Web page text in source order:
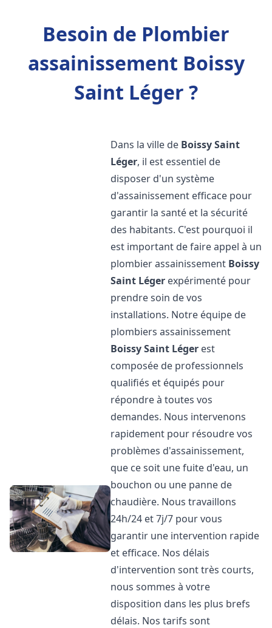
Besoin de Plombier
assainissement Boissy
Saint Léger ?
Dans la ville de Boissy Saint
Léger, il est essentiel de
disposer d'un système
d'assainissement efficace pour
garantir la santé et la sécurité
des habitants. C'est pourquoi il
est important de faire appel à un
plombier assainissement Boissy
Saint Léger expérimenté pour
prendre soin de vos
installations. Notre équipe de
plombiers assainissement
Boissy Saint Léger est
composée de professionnels
qualifiés et équipés pour
répondre à toutes vos
demandes. Nous intervenons
rapidement pour résoudre vos
problèmes d'assainissement,
que ce soit une fuite d'eau, un
bouchon ou une panne de
chaudière. Nous travaillons
24h/24 et 7j/7 pour vous
garantir une intervention rapide
et efficace. Nos délais
d'intervention sont très courts,
nous sommes à votre
disposition dans les plus brefs
délais. Nos tarifs sont